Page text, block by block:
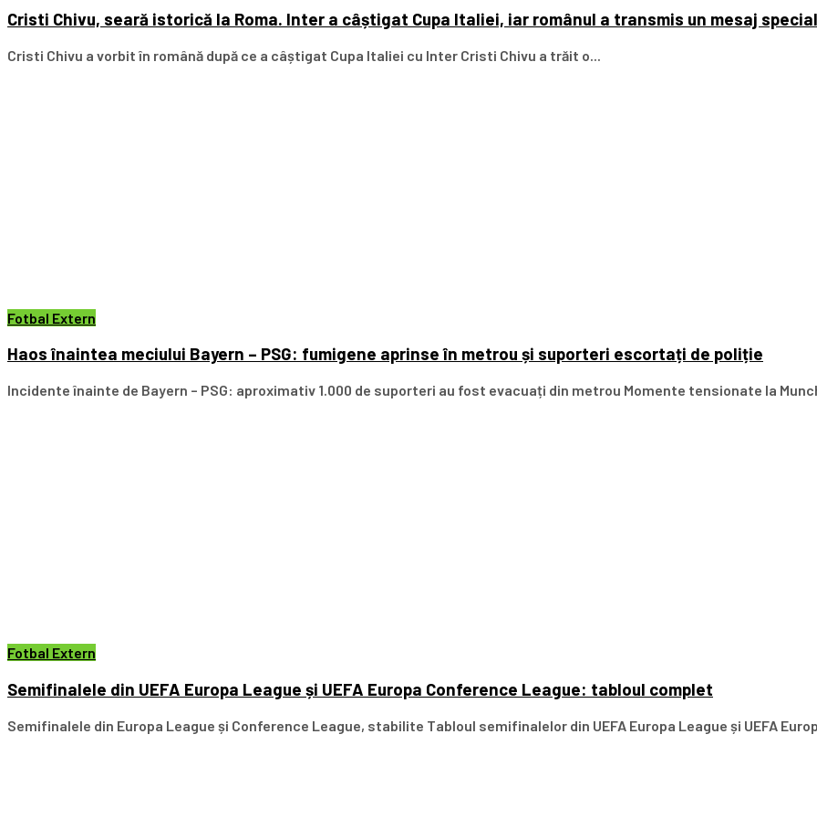
Cristi Chivu, seară istorică la Roma. Inter a câștigat Cupa Italiei, iar românul a transmis un mesaj special
Cristi Chivu a vorbit în română după ce a câștigat Cupa Italiei cu Inter Cristi Chivu a trăit o...
Fotbal Extern
Haos înaintea meciului Bayern – PSG: fumigene aprinse în metrou și suporteri escortați de poliție
Incidente înainte de Bayern – PSG: aproximativ 1.000 de suporteri au fost evacuați din metrou Momente tensionate la
Fotbal Extern
Semifinalele din UEFA Europa League și UEFA Europa Conference League: tabloul complet
Semifinalele din Europa League și Conference League, stabilite Tabloul semifinalelor din UEFA Europa League și UEFA